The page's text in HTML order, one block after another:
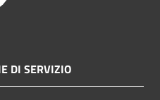
DI SERVIZIO